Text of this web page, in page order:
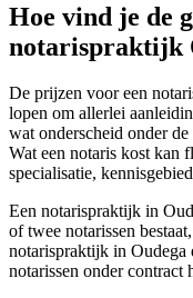
Hoe vind je de
notarispraktijk
De prijzen voor een
lopen om allerlei
wat onderscheid onder
Wat een notaris kost kan
specialisatie,
Een notarispraktijk in
of twee notarissen
notarispraktijk in Oudega
notarissen onder contract